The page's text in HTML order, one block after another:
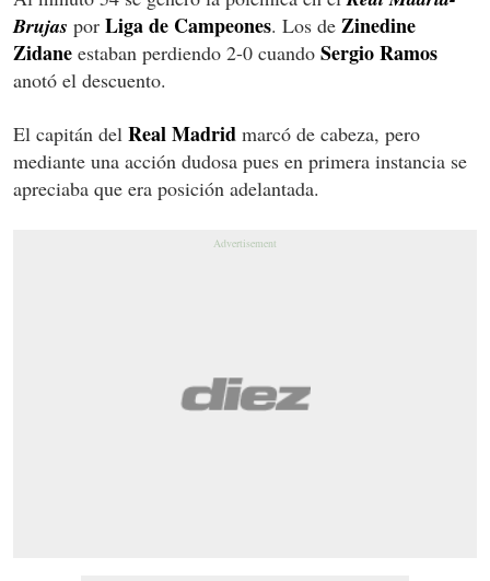
Brujas por Liga de Campeones. Los de Zinedine
Zidane estaban perdiendo 2-0 cuando Sergio Ramos
anotó el descuento.
El capitán del Real Madrid marcó de cabeza, pero
mediante una acción dudosa pues en primera instancia se
apreciaba que era posición adelantada.